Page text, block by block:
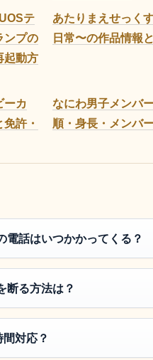
テ
ンプの
起動方
あたりまえせっく
日常〜の作品情報
ーカ
許・
なにわ男子メンバ
順・身長・メンバ
電話はいつかかってくる？
断る方法は？
対応？